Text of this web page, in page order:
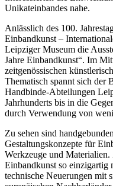
Unikateinbandes nahe.
Anlässlich des 100.
Einbandkunst –
Leipziger Museum die
Jahre Einbandkunst“. Im
zeitgenössischen
Thematisch spannt sich der
Handbinde-Abteilungen
Jahrhunderts bis in die
durch Verwendung von
Zu sehen sind
Gestaltungskonzepte für
Werkzeuge und
Einbandkunst so einzigartig
technische Neuerungen mit